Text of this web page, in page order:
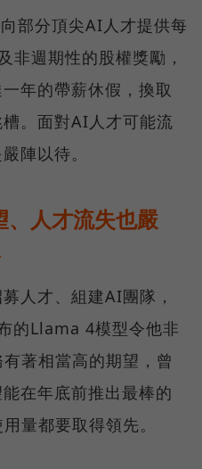
部分頂尖AI人才提供每
非週期性的股權獎勵，
年的帶薪休假，換取
。面對AI人才可能流
陣以待。
人才流失也嚴
人才、組建AI團隊，
的Llama 4模型令他非
著相當高的期望，曾
在年底前推出最棒的
量都要取得領先。